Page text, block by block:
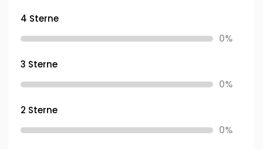
4 Sterne
0%
3 Sterne
0%
2 Sterne
0%